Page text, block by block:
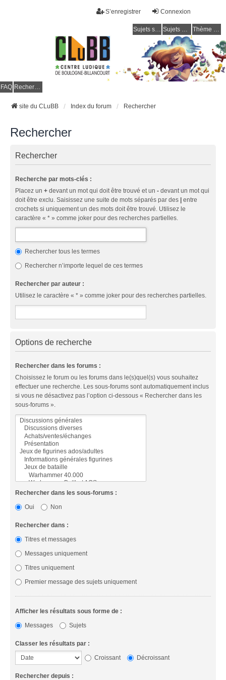
Connexion
S’enregistrer
Sujets sans réponse Sujets actifs Thème clair / foncé
FAQ Rechercher
site du CLuBB Index du forum Rechercher
Rechercher
Rechercher
Recherche par mots-clés :
Placez un + devant un mot qui doit être trouvé et un - devant un mot qui
doit être exclu. Saisissez une suite de mots séparés par des | entre
crochets si uniquement un des mots doit être trouvé. Utilisez le
caractère « * » comme joker pour des recherches partielles.
Rechercher tous les termes
Rechercher n’importe lequel de ces termes
Rechercher par auteur :
Utilisez le caractère « * » comme joker pour des recherches partielles.
Options de recherche
Rechercher dans les forums :
Choisissez le forum ou les forums dans le(s)quel(s) vous souhaitez
effectuer une recherche. Les sous-forums sont automatiquement inclus
si vous ne désactivez pas l’option ci-dessous « Rechercher dans les
sous-forums ».
Rechercher dans les sous-forums :
Oui
Non
Rechercher dans :
Titres et messages
Messages uniquement
Titres uniquement
Premier message des sujets uniquement
Afficher les résultats sous forme de :
Messages
Sujets
Classer les résultats par :
Croissant
Décroissant
Rechercher depuis :